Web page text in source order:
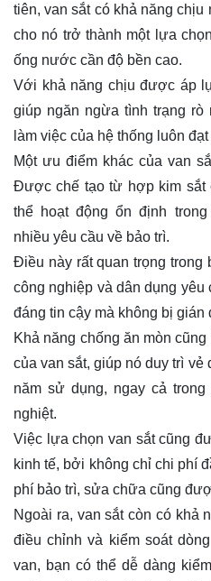
tiên, van sắt có khả năng chịu
cho nó trở thành một lựa
ống nước cần độ bền cao.
Với khả năng chịu được áp
giúp ngăn ngừa tình trạng
làm việc của hệ thống luôn
Một ưu điểm khác của van
Được chế tạo từ hợp kim sắt
thể hoạt động ổn định
nhiều yêu cầu về bảo trì.
Điều này rất quan trọng
công nghiệp và dân dụng
đáng tin cậy mà không bị gián
Khả năng chống ăn mòn
của van sắt, giúp nó duy trì
năm sử dụng, ngay cả
nghiệt.
Việc lựa chọn van sắt cũng
kinh tế, bởi không chỉ chi phí
phí bảo trì, sửa chữa cũng
Ngoài ra, van sắt còn có khả
điều chỉnh và kiểm soát
van, bạn có thể dễ dàng